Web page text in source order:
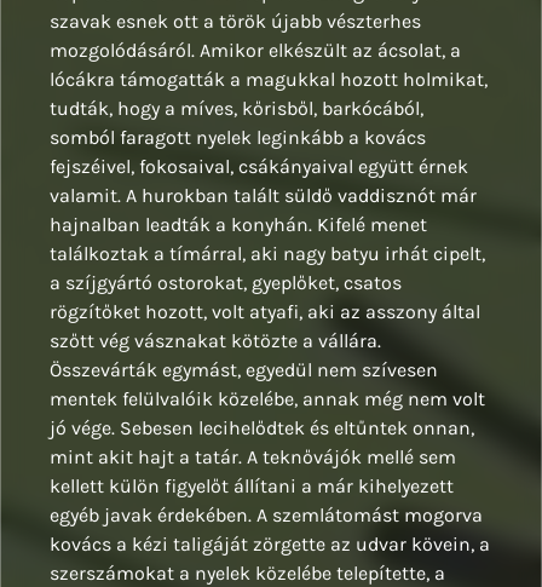
szavak esnek ott a török újabb vészterhes
mozgolódásáról. Amikor elkészült az ácsolat, a
lócákra támogatták a magukkal hozott holmikat,
tudták, hogy a míves, kőrisből, barkócából,
somból faragott nyelek leginkább a kovács
fejszéivel, fokosaival, csákányaival együtt érnek
valamit. A hurokban talált süldő vaddisznót már
hajnalban leadták a konyhán. Kifelé menet
találkoztak a tímárral, aki nagy batyu irhát cipelt,
a szíjgyártó ostorokat, gyeplőket, csatos
rögzítőket hozott, volt atyafi, aki az asszony által
szőtt vég vásznakat kötözte a vállára.
Összevárták egymást, egyedül nem szívesen
mentek felülvalóik közelébe, annak még nem volt
jó vége. Sebesen lecihelődtek és eltűntek onnan,
mint akit hajt a tatár. A teknővájók mellé sem
kellett külön figyelőt állítani a már kihelyezett
egyéb javak érdekében. A szemlátomást mogorva
kovács a kézi taligáját zörgette az udvar kövein, a
szerszámokat a nyelek közelébe telepítette, a